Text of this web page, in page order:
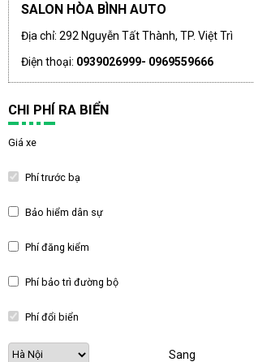
SALON HÒA BÌNH AUTO
Địa chỉ: 292 Nguyễn Tất Thành, TP. Việt Trì
Điện thoại: 0939026999- 0969559666
CHI PHÍ RA BIỂN
Giá xe
Phí trước bạ
Bảo hiểm dân sự
Phí đăng kiểm
Phí bảo trì đường bộ
Phí đổi biển
Sang